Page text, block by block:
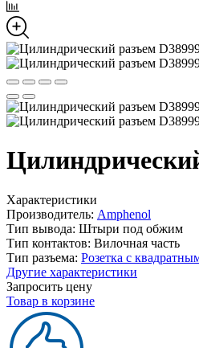
Характеристики
Производитель: Amphenol
Тип вывода: Штыри под обжим
Тип контактов: Вилочная часть
Тип разъема: Розетка с
Другие характеристики
Запросить цену
Товар в корзине